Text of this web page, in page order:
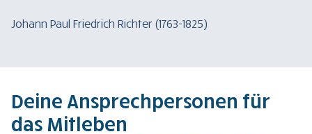
Johann Paul Friedrich Richter (1763-1825)
Deine Ansprechpersonen für
das Mitleben